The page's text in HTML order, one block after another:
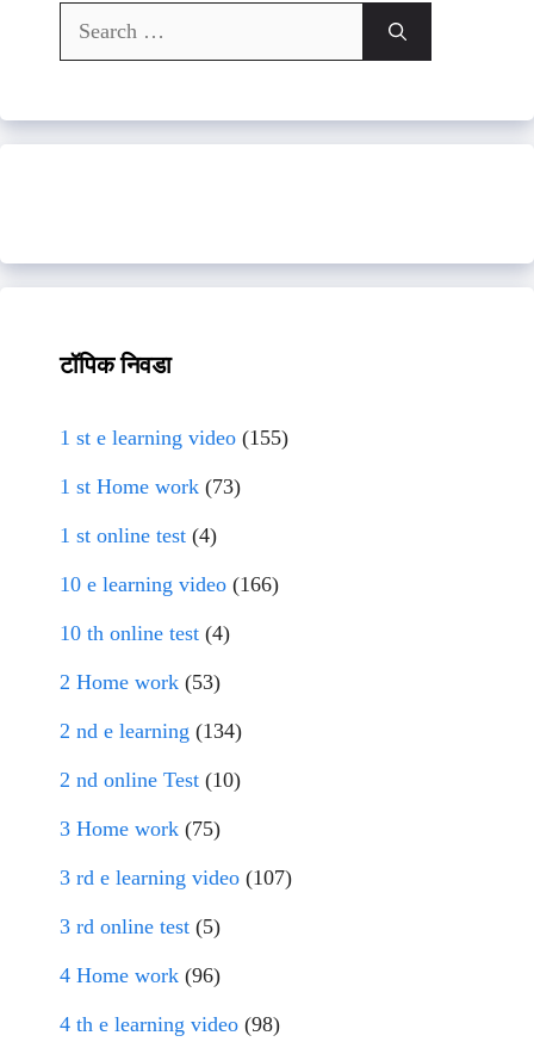
Search
for:
टॉपिक निवडा
1 st e learning video (155)
1 st Home work (73)
1 st online test (4)
10 e learning video (166)
10 th online test (4)
2 Home work (53)
2 nd e learning (134)
2 nd online Test (10)
3 Home work (75)
3 rd e learning video (107)
3 rd online test (5)
4 Home work (96)
4 th e learning video (98)